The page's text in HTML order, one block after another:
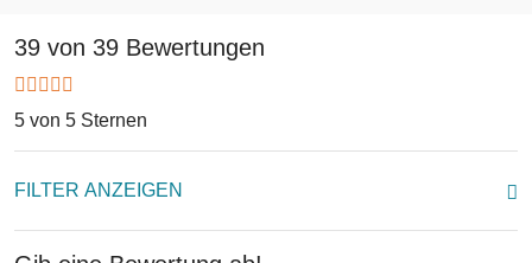
39 von 39 Bewertungen
5 von 5 Sternen
FILTER ANZEIGEN